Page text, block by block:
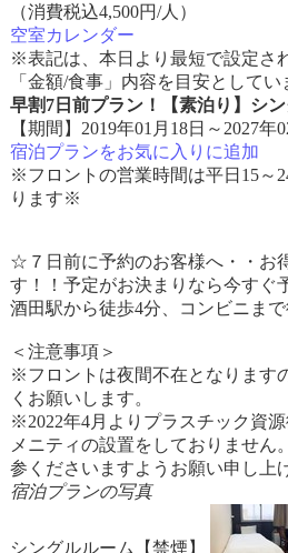
（消費税込4,500円/人）
空室カレンダー
※表記は、本日より最短で設定さ
「金額/食事」内容を目安としてい
早割7日前プラン！【素泊り】シ
【期間】2019年01月18日～2027年
宿泊プランをお気に入りに追加
※フロントの営業時間は平日15～
ります※
☆７日前に予約のお客様へ・・お
す！！予定がお決まりなら今すぐ
酒田駅から徒歩4分、コンビニまで
＜注意事項＞
※フロントは夜間不在となります
くお願いします。
※2022年4月よりプラスチック資
メニティの設置をしておりません
参くださいますようお願い申し上
宿泊プランの写真
シングルルーム【禁煙】